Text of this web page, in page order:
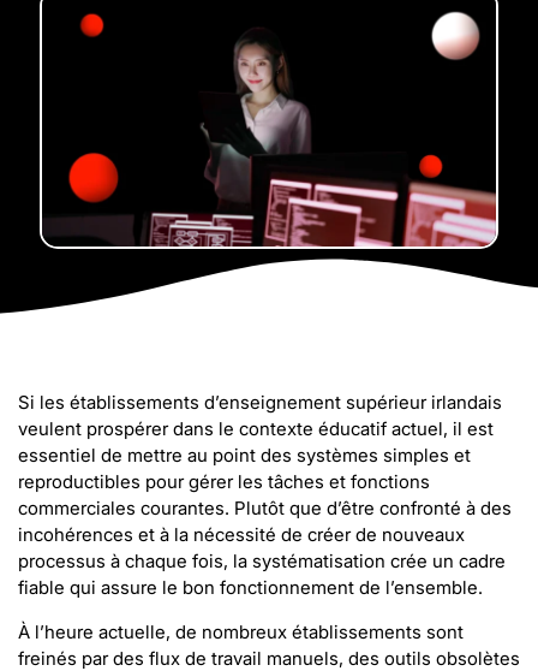
Si les établissements d’enseignement supérieur irlandais
veulent prospérer dans le contexte éducatif actuel, il est
essentiel de mettre au point des systèmes simples et
reproductibles pour gérer les tâches et fonctions
commerciales courantes. Plutôt que d’être confronté à des
incohérences et à la nécessité de créer de nouveaux
processus à chaque fois, la systématisation crée un cadre
fiable qui assure le bon fonctionnement de l’ensemble.
À l’heure actuelle, de nombreux établissements sont
freinés par des flux de travail manuels, des outils obsolètes